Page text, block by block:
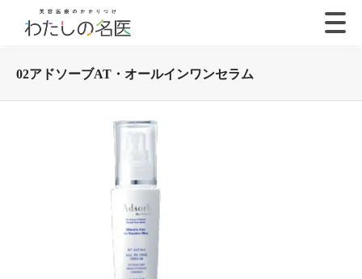
02アドソーブAT・オールインワンセラム